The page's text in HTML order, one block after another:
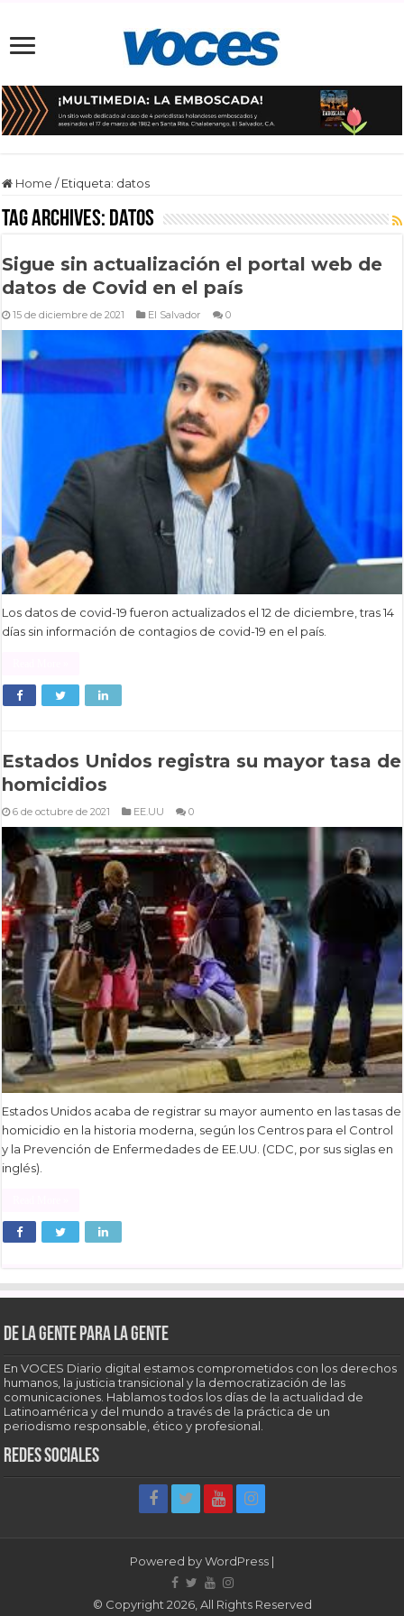
Home / Etiqueta: datos
Tag Archives: datos
Sigue sin actualización el portal web de
datos de Covid en el país
15 de diciembre de 2021 El Salvador 0
Los datos de covid-19 fueron actualizados el 12 de diciembre, tras 14
días sin información de contagios de covid-19 en el país.
Estados Unidos registra su mayor tasa de
homicidios
6 de octubre de 2021 EE.UU 0
Estados Unidos acaba de registrar su mayor aumento en las tasas de
homicidio en la historia moderna, según los Centros para el Control
y la Prevención de Enfermedades de EE.UU. (CDC, por sus siglas en
inglés).
De la gente para la gente
En VOCES Diario digital estamos comprometidos con los derechos
humanos, la justicia transicional y la democratización de las
comunicaciones. Hablamos todos los días de la actualidad de
Latinoamérica y del mundo a través de la práctica de un
periodismo responsable, ético y profesional.
Redes sociales
Powered byWordPress |
© Copyright 2026, All Rights Reserved